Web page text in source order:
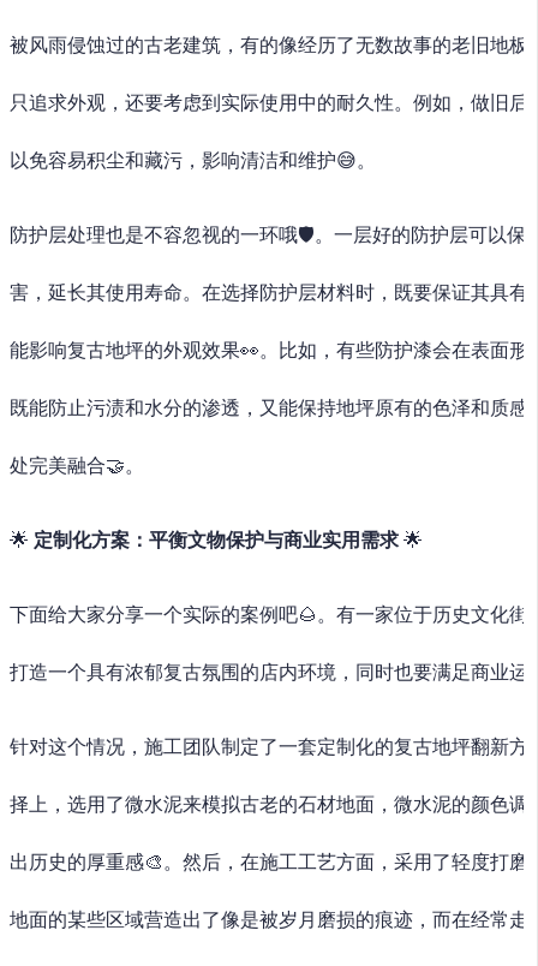
被风雨侵蚀过的古老建筑，有的像经历了无数故事的老旧地板
只追求外观，还要考虑到实际使用中的耐久性。例如，做旧后
以免容易积尘和藏污，影响清洁和维护😅。
防护层处理也是不容忽视的一环哦🛡️。一层好的防护层可以保
害，延长其使用寿命。在选择防护层材料时，既要保证其具有
能影响复古地坪的外观效果👀。比如，有些防护漆会在表面形
既能防止污渍和水分的渗透，又能保持地坪原有的色泽和质感
处完美融合🤝。
🌟 定制化方案：平衡文物保护与商业实用需求🌟
下面给大家分享一个实际的案例吧🌰。有一家位于历史文化
打造一个具有浓郁复古氛围的店内环境，同时也要满足商业运
针对这个情况，施工团队制定了一套定制化的复古地坪翻新方
择上，选用了微水泥来模拟古老的石材地面，微水泥的颜色调
出历史的厚重感🎨。然后，在施工工艺方面，采用了轻度打磨
地面的某些区域营造出了像是被岁月磨损的痕迹，而在经常走